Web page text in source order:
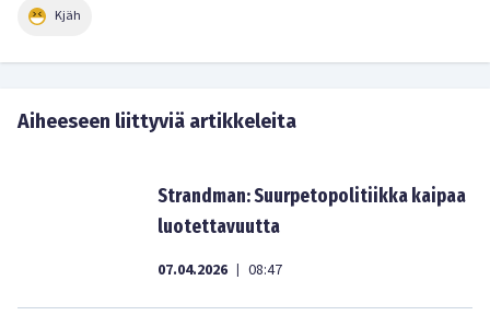
Kjäh
Aiheeseen liittyviä artikkeleita
Strandman: Suurpetopolitiikka kaipaa
luotettavuutta
07.04.2026 | 08:47